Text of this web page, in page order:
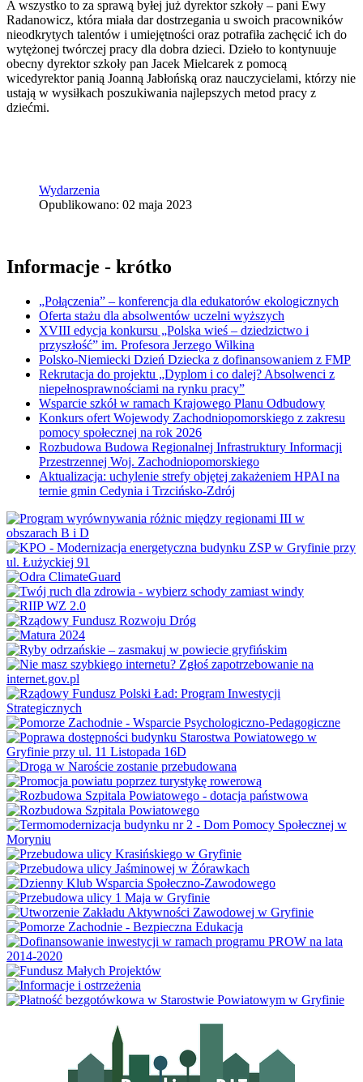
A wszystko to za sprawą byłej już dyrektor szkoły – pani Ewy
Radanowicz, która miała dar dostrzegania u swoich pracowników
nieodkrytych talentów i umiejętności oraz potrafiła zachęcić ich do
wytężonej twórczej pracy dla dobra dzieci. Dzieło to kontynuuje
obecny dyrektor szkoły pan Jacek Mielcarek z pomocą
wicedyrektor panią Joanną Jabłońską oraz nauczycielami, którzy nie
ustają w wysiłkach poszukiwania najlepszych metod pracy z
dziećmi.
Wydarzenia
Opublikowano: 02 maja 2023
Informacje - krótko
„Połączenia” – konferencja dla edukatorów ekologicznych
Oferta stażu dla absolwentów uczelni wyższych
XVIII edycja konkursu „Polska wieś – dziedzictwo i
przyszłość” im. Profesora Jerzego Wilkina
Polsko-Niemiecki Dzień Dziecka z dofinansowaniem z FMP
Rekrutacja do projektu „Dyplom i co dalej? Absolwenci z
niepełnosprawnościami na rynku pracy”
Wsparcie szkół w ramach Krajowego Planu Odbudowy
Konkurs ofert Wojewody Zachodniopomorskiego z zakresu
pomocy społecznej na rok 2026
Rozbudowa Budowa Regionalnej Infrastruktury Informacji
Przestrzennej Woj. Zachodniopomorskiego
Aktualizacja: uchylenie strefy objętej zakażeniem HPAI na
ternie gmin Cedynia i Trzcińsko-Zdrój